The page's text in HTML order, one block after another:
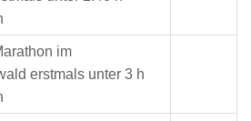
im
erstmals unter 3 h